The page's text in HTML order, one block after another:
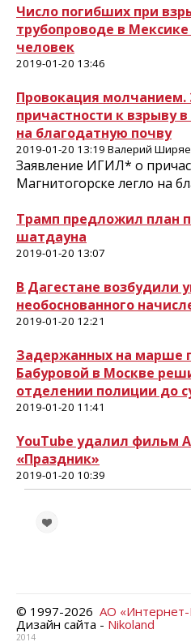
Число погибших при
трубопроводе в Мексике
человек
2019-01-20 13:46
Провокация
причастности к взрыву
на благодатную почву
2019-01-20 13:19 Валерий
Заявление ИГИЛ* о
Магнитогорске легло на
Трамп предложил план
шатдауна
2019-01-20 13:07
В Дагестане возбудили
необоснованного
2019-01-20 12:21
Задержанных на марше
Бабуровой в Москве
отделении полиции до
2019-01-20 11:41
YouTube удалил фильм
«Праздник»
2019-01-20 10:39
© 1997-2026 АО
Дизайн сайта - Nikoland
2014